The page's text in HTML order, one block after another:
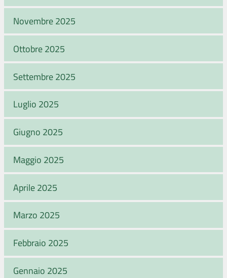
Novembre 2025
Ottobre 2025
Settembre 2025
Luglio 2025
Giugno 2025
Maggio 2025
Aprile 2025
Marzo 2025
Febbraio 2025
Gennaio 2025